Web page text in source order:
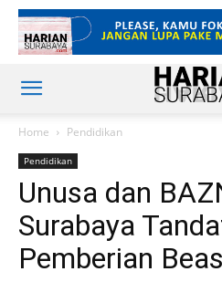
Home Pendidikan
Pendidikan
Unusa dan
Surabaya
Pemberian